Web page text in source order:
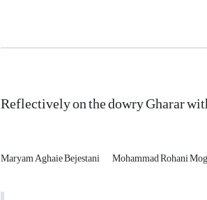
Reflectively on the dowry Gharar
Maryam Aghaie Bejestani
Mohammad Rohani